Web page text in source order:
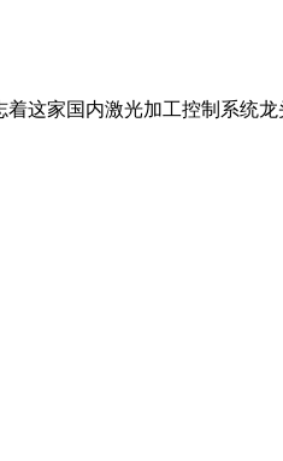
这家国内激光加工控制系统